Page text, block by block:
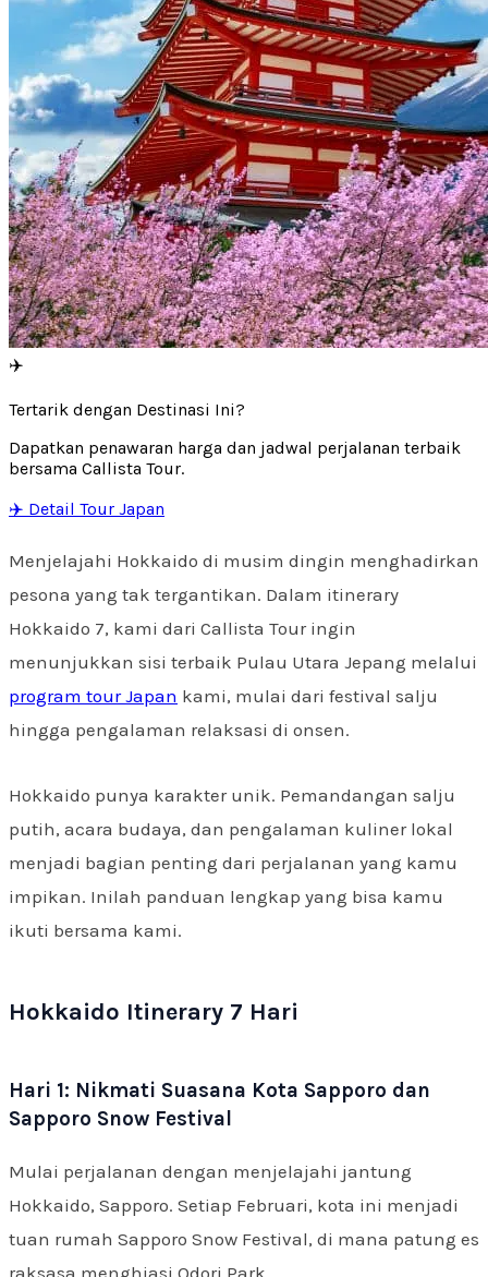
✈️
Tertarik dengan Destinasi Ini?
Dapatkan penawaran harga dan jadwal perjalanan terbaik
bersama Callista Tour.
✈️ Detail Tour Japan
Menjelajahi Hokkaido di musim dingin menghadirkan
pesona yang tak tergantikan. Dalam itinerary
Hokkaido 7, kami dari Callista Tour ingin
menunjukkan sisi terbaik Pulau Utara Jepang melalui
program tour Japan kami, mulai dari festival salju
hingga pengalaman relaksasi di onsen.
Hokkaido punya karakter unik. Pemandangan salju
putih, acara budaya, dan pengalaman kuliner lokal
menjadi bagian penting dari perjalanan yang kamu
impikan. Inilah panduan lengkap yang bisa kamu
ikuti bersama kami.
Hokkaido Itinerary 7 Hari
Hari 1: Nikmati Suasana Kota Sapporo dan
Sapporo Snow Festival
Mulai perjalanan dengan menjelajahi jantung
Hokkaido, Sapporo. Setiap Februari, kota ini menjadi
tuan rumah Sapporo Snow Festival, di mana patung es